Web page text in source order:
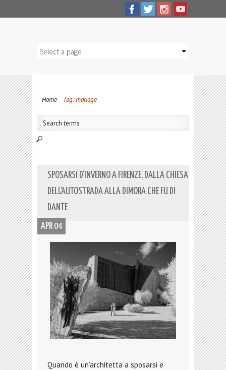
Home Tag: mariage
SPOSARSI D’INVERNO A FIRENZE, DALLA CHIESA
DELL’AUTOSTRADA ALLA DIMORA CHE FU DI
DANTE
APR 04
Quando è un’architetta a sposarsi e